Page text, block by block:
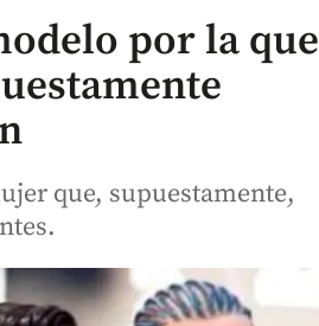
por la que
que, supuestamente,